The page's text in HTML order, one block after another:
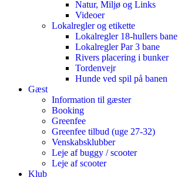
Natur, Miljø og Links
Videoer
Lokalregler og etikette
Lokalregler 18-hullers bane
Lokalregler Par 3 bane
Rivers placering i bunker
Tordenvejr
Hunde ved spil på banen
Gæst
Information til gæster
Booking
Greenfee
Greenfee tilbud (uge 27-32)
Venskabsklubber
Leje af buggy / scooter
Leje af scooter
Klub